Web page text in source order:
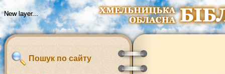
Пошук по сайту
New layer...
New layer...